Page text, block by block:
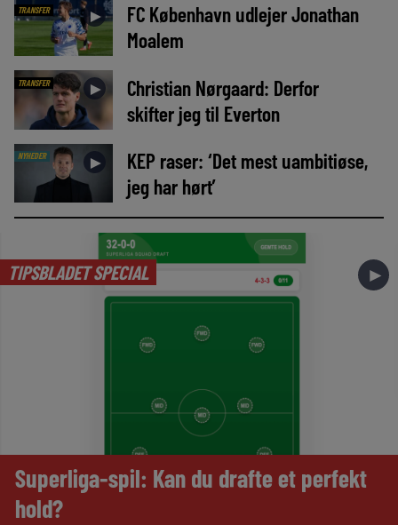
TRANSFER ►
FC København udlejer Jonathan
Moalem
TRANSFER ►
Christian Nørgaard: Derfor
skifter jeg til Everton
NYHEDER ►
KEP raser: ‘Det mest uambitiøse,
jeg har hørt’
TIPSBLADET SPECIAL ►
Superliga-spil: Kan du drafte et perfekt
hold?